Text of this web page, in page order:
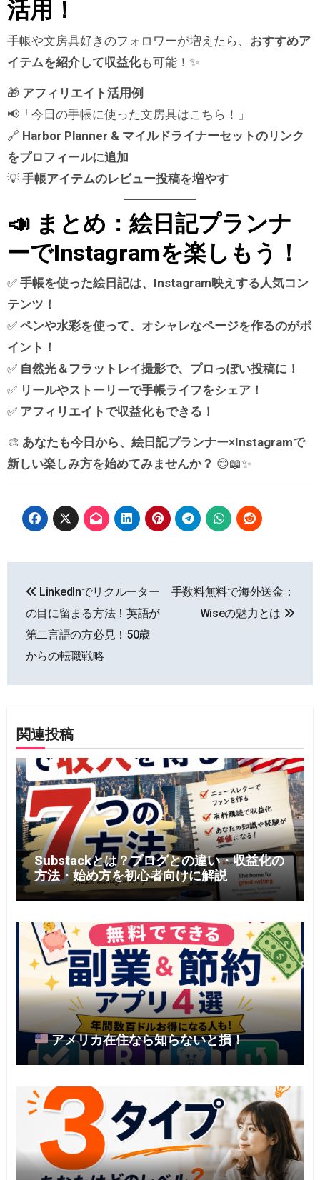
活用！
手帳や文房具好きのフォロワーが増えたら、 おすすめア
イテムを紹介して収益化も可能！✨
🎁 アフィリエイト活用例
📢「今日の手帳に使った文房具はこちら！」
🔗 Harbor Planner & マイルドライナーセットのリンク
をプロフィールに追加
💡 手帳アイテムのレビュー投稿を増やす
📣 まとめ：絵日記プランナ
ーでInstagramを楽しもう！
✅ 手帳を使った絵日記は、Instagram映えする人気コン
テンツ！
✅ ペンや水彩を使って、オシャレなページを作るのがポ
イント！
✅ 自然光＆フラットレイ撮影で、プロっぽい投稿に！
✅ リールやストーリーで手帳ライフをシェア！
✅ アフィリエイトで収益化もできる！
🎨 あなたも今日から、絵日記プランナー×Instagramで
新しい楽しみ方を始めてみませんか？ 😊📖✨
稿
ナ
ビ
ゲ
ー
シ
ョ
ン
LinkedInでリクルーター
の目に留まる方法！英語が
第二言語の方必見！50歳
からの転職戦略
手数料無料で海外送金：
Wiseの魅力とは
関連投稿
Substackとは？ブログとの違い・収益化の
方法・始め方を初心者向けに解説
アメリカ在住なら知らないと損！